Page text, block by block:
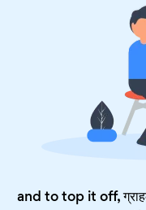
and to top it off,